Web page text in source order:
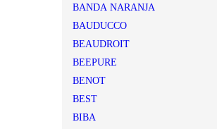
BANDA NARANJA
BAUDUCCO
BEAUDROIT
BEEPURE
BENOT
BEST
BIBA